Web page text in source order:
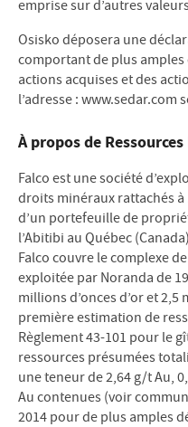
emprise sur d’autres
Osisko déposera une
comportant de plus
actions acquises et des
l’adresse : www.sedar.com
À propos de
Falco est une société
droits minéraux rattachés à
d’un portefeuille de
l’Abitibi au Québec
Falco couvre le complexe
exploitée par Noranda de
millions d’onces d’or et
première estimation de
Règlement 43-101 pour le
ressources présumées
une teneur de 2,64 g/t Au,
Au contenues (voir
2014 pour de plus amples